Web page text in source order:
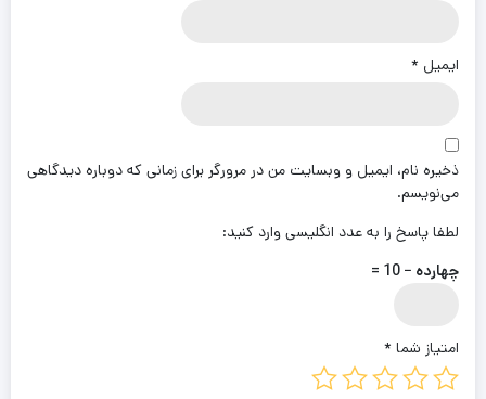
ایمیل *
ذخیره نام، ایمیل و وبسایت من در مرورگر برای زمانی که دوباره دیدگاهی
می‌نویسم.
لطفا پاسخ را به عدد انگلیسی وارد کنید:
چهارده − 10 =
امتیاز شما *